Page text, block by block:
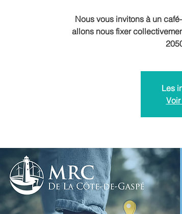
Nous vous invitons à un
allons nous fixer
Les